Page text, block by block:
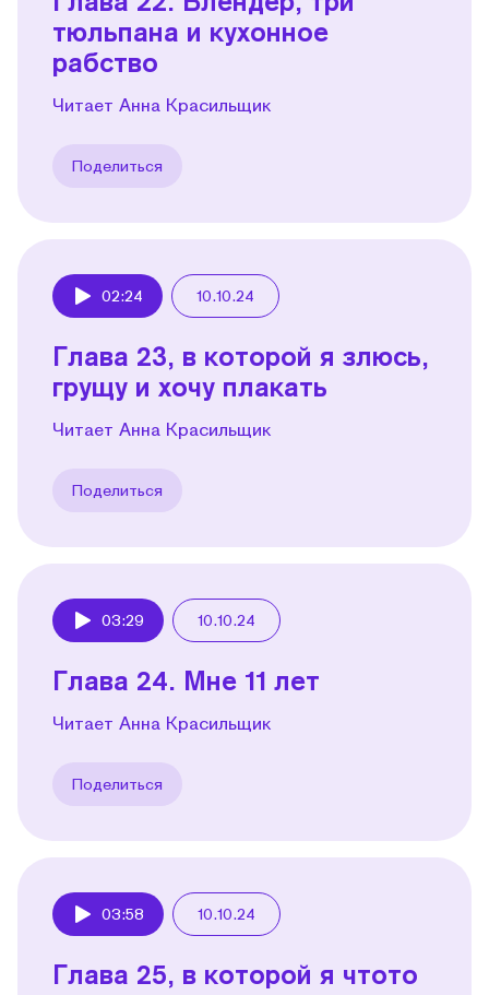
тюльпана и кухонное
рабство
Читает Анна Красильщик
Поделиться
02:24 10.10.24
Глава 23, в которой я злюсь,
грущу и хочу плакать
Читает Анна Красильщик
Поделиться
03:29 10.10.24
Глава 24. Мне 11 лет
Читает Анна Красильщик
Поделиться
03:58 10.10.24
Глава 25, в которой я чтото